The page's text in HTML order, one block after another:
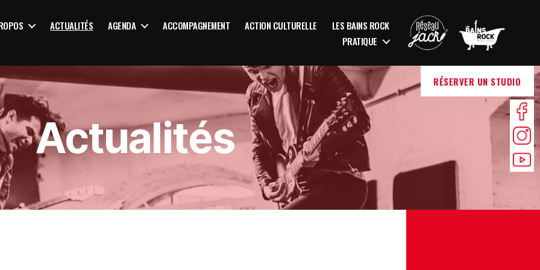
ACTUALITÉS AGENDA ACCOMPAGNEMENT ACTION CULTURELLE
LES BAINS ROCK
PRATIQUE
RÉSERVER UN STUDIO
Actualités